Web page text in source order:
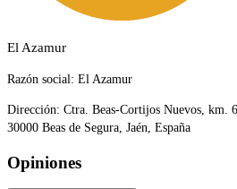
El Azamur
Razón social: El Azamur
Dirección: Ctra. Beas-Cortijos Nuevos, km.
30000 Beas de Segura, Jaén, España
Opiniones